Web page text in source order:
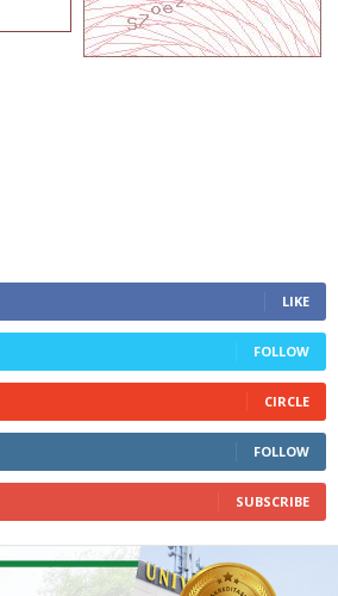
LIKE
FOLLOW
CIRCLE
FOLLOW
SUBSCRIBE